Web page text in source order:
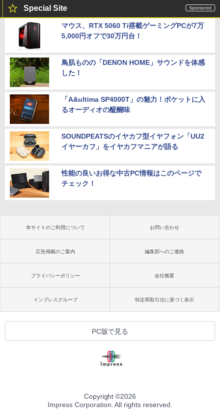
Special Site
マウス、RTX 5060 Ti搭載ゲーミングPCが7万
5,000円オフで30万円台！
鳥肌ものの「DENON HOME」サウンドを体感
した！
「A&ultima SP4000T」の魅力！ポケットに入
るオーディオの醍醐味
SOUNDPEATSのイヤカフ型イヤフォン「UU2
イヤーカフ」をイヤカフマニアが語る
性能の良いお得な中古PC情報はこのページで
チェック！
本サイトのご利用について お問い合わせ
広告掲載のご案内 編集部へのご連絡
プライバシーポリシー 会社概要
インプレスグループ 特定商取引法に基づく表示
PC版で見る
Copyright ©2026
Impress Corporation. All rights reserved.